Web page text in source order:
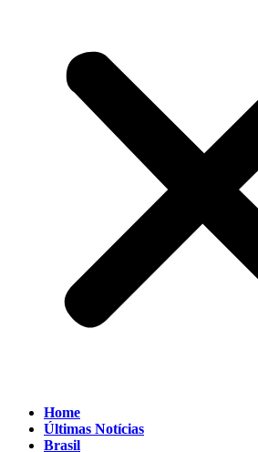
Home
Últimas Notícias
Brasil